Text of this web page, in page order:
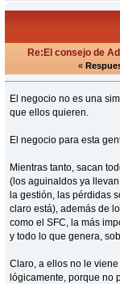
Re:El consejo de
«
El negocio no es una
que ellos quieren.
El negocio para esta
Mientras tanto, sacan
(los aguinaldos ya
la gestión, las pérdidas
claro está), además de
como el SFC, la más
y todo lo que genera,
Claro, a ellos no le
lógicamente, porque no